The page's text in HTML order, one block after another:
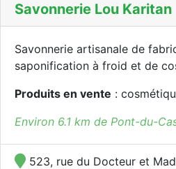
Savonnerie Lou Karitan
Savonnerie artisanale de
saponification à froid et de
Produits en vente :
Environ 6.1 km de Pont-du-
523, rue du Docteur et